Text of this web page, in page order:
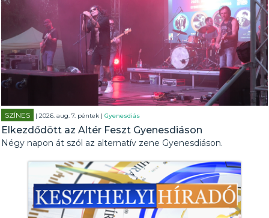
SZÍNES | 2026. aug. 7. péntek |Gyenesdiás
Elkezdődött az Altér Feszt Gyenesdiáson
Négy napon át szól az alternatív zene Gyenesdiáson.